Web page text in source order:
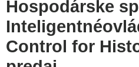
Hospodárske
Control for